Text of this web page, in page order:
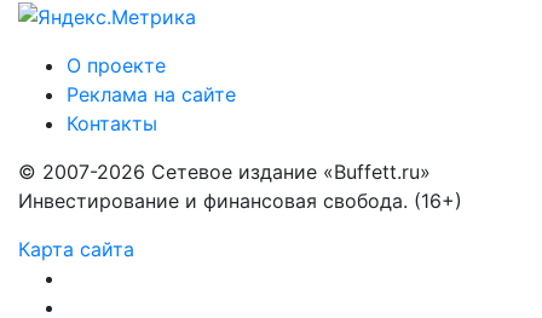
О проекте
Реклама на сайте
Контакты
© 2007-2026 Сетевое издание «Buffett.ru»
Инвестирование и финансовая свобода. (16+)
Карта сайта